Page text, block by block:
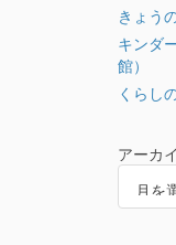
きょう
キンダ
館）
くらし
アーカ